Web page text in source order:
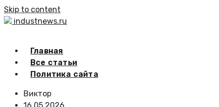
Skip to content
industnews.ru
Главная
Все статьи
Политика сайта
Виктор